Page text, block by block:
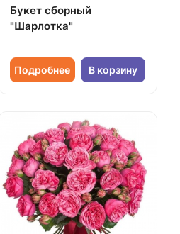
Букет сборный
"Шарлотка"
Подробнее В корзину